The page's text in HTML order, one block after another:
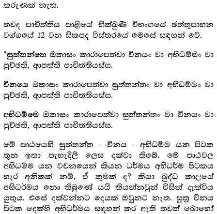
කරුණක් නැත.
තවද පාචිත්තිය පාළියේ භික්ඛුණී විභංගයේ ඡත්තුපාහන
වග්ගයේ 12 වන සිකපද විස්තරයේ මෙසේ සඳහන් වේ.
“සුත්තන්තෙ ඔකාසං කාරාපෙත්වා විනයං වා අභිධම්මං වා
පුච්ඡති, ආපත්ති පාචිත්තියස්ස.
විනයෙ ඔකාසං කාරාපෙත්වා සුත්තන්තං වා අභිධම්මං වා
පුච්ඡති, ආපත්ති පාචිත්තියස්ස.
අභිධම්මෙ ඔකාසං කාරාපෙත්වා සුත්තන්තං වා විනයං වා
පුච්ඡති, ආපත්ති පාචිත්තියස්ස.
මේ පාඨයෙහි සුත්තන්ත - විනය - අභිධම්ම යන පිටක
තුන ඉතා පැහැදිලි ලෙස දක්වා තිබේ. මේ පාඨවල
අභිධම්ම යන වචනයෙන් කියන ධර්මය අභිධර්ම පිටකය
හැර අනිකක් නම්, ඒ කුමක් ද? කියා බුද්ධ කාලයේ
අභිධර්මය නො තිබුණේ යයි කියන්නවුන් විසින් දැක්විය
යුතුය. එසේ දක්වන්නට දෙයක් ඔවුනට නැත. සූත්‍ර‍ විනය
පිටක දෙක්හි අභිධර්මය සඳහන් කර ඇති තවත් බොහෝ